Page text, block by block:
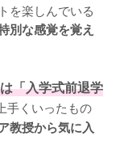
を楽しんでいる
別な感覚を覚え
「入学式前退学
手くいったもの
教授から気に入